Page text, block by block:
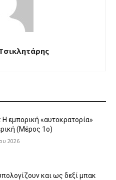
Η εμπορική «αυτοκρατορία»
(Μέρος 1ο)
2026
και ως δεξί μπακ